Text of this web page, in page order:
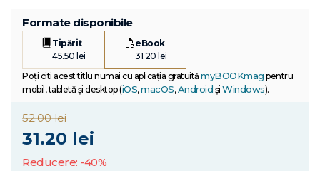
Formate disponibile
Tipărit
45.50 lei
eBook
31.20 lei
Poți citi acest titlu numai cu aplicația gratuitămyBOOKmag pentru
mobil, tabletă și desktop (iOS,macOS,Android și Windows).
52.00 lei
31.20 lei
Reducere: -40%